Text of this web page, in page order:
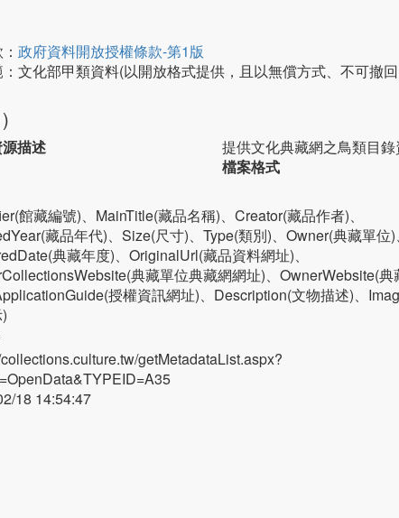
：政府資料開放授權條款-第1版
文化部甲類資料(以開放格式提供，且以無償方式、不可撤
描述
提供文化典藏網之鳥類目
檔案格式
館藏編號)、MainTitle(藏品名稱)、Creator(藏品作者)、
藏品年代)、Size(尺寸)、Type(類別)、Owner(典藏單位)、
典藏年度)、OriginalUrl(藏品資料網址)、
典藏單位典藏網網址)、OwnerWebsite(典
授權資訊網址)、Description(文物描述)、
getMetadataList.aspx?
18 14:54:47